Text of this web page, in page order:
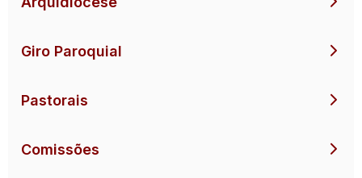
Giro Paroquial
Pastorais
Comissões